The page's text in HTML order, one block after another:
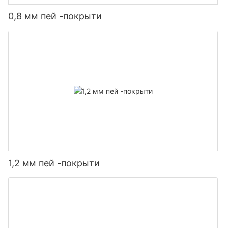
0,8 мм пей -покрыти
1,2 мм пей -покрыти